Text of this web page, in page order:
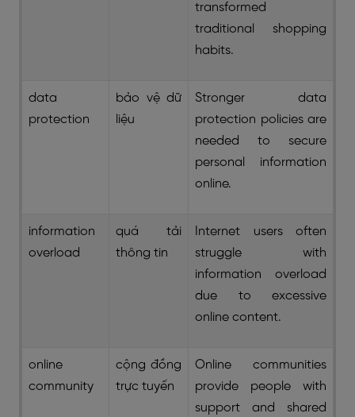
transformed
traditional shopping
habits.
data
protection
bảo vệ dữ
liệu
Stronger data
protection policies are
needed to secure
personal information
online.
information
overload
quá tải
thông tin
Internet users often
struggle with
information overload
due to excessive
online content.
online
community
cộng đồng
trực tuyến
Online communities
provide people with
support and shared